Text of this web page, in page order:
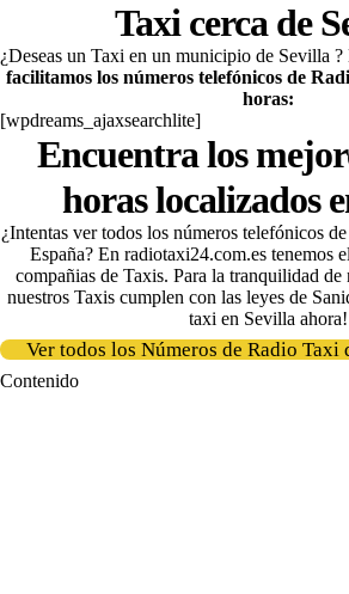
Taxi cerca de
¿Deseas un Taxi en un municipio de Sevilla ?
facilitamos los números telefónicos de
horas:
[wpdreams_ajaxsearchlite]
Encuentra los
horas localizados
¿Intentas ver todos los números telefónicos
España? En radiotaxi24.com.es tenemos
compañias de Taxis. Para la tranquilidad de
nuestros Taxis cumplen con las leyes de
taxi en Sevilla ahora!
Ver todos los Números de Radio Taxi
Contenido